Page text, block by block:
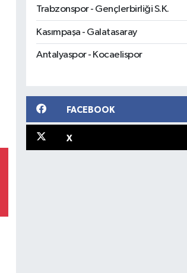
Trabzonspor - Gençlerbirliği S.K.
Kasımpaşa - Galatasaray
Antalyaspor - Kocaelispor
FACEBOOK
X